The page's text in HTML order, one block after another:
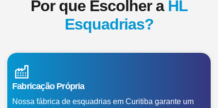
Por que Escolher a HL
Esquadrias?
Fabricação Própria
Nossa fábrica de esquadrias em Curitiba garante um